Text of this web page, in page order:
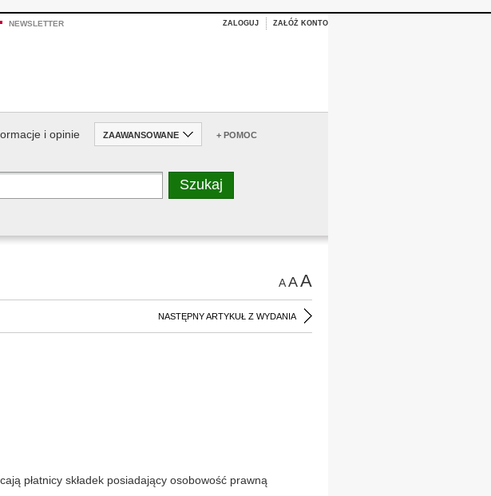
NEWSLETTER ZALOGUJ ZAŁÓŻ KONTO
i opinie ZAAWANSOWANE + POMOC
AAA
NASTĘPNY ARTYKUŁ Z WYDANIA
płatnicy składek posiadający osobowość prawną